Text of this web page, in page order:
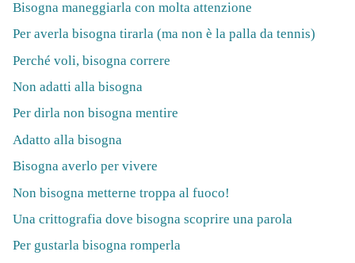
Bisogna maneggiarla con molta attenzione
Per averla bisogna tirarla (ma non è la palla da tennis)
Perché voli, bisogna correre
Non adatti alla bisogna
Per dirla non bisogna mentire
Adatto alla bisogna
Bisogna averlo per vivere
Non bisogna metterne troppa al fuoco!
Una crittografia dove bisogna scoprire una parola
Per gustarla bisogna romperla